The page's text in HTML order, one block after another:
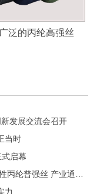
泛的丙纶高强丝
发展交流会召开
当时
式启幕
力